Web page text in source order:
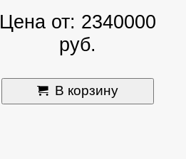
Цена от: 2340000
руб.
В корзину